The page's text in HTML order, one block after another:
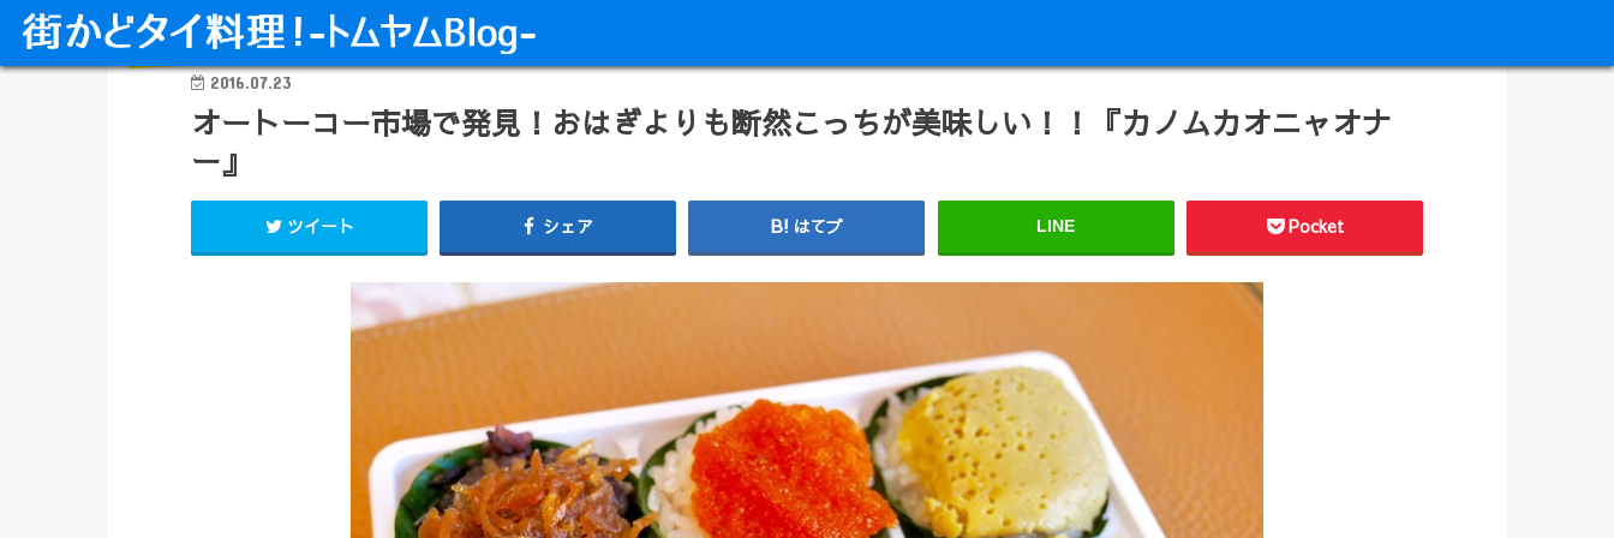
タイ料理 甘味・飲み物
2016.07.23
オートーコー市場で発見！おはぎよりも断然こっちが美味しい！！『カノムカオニャオナ
ー』
ツイート シェア はてブ LINE Pocket